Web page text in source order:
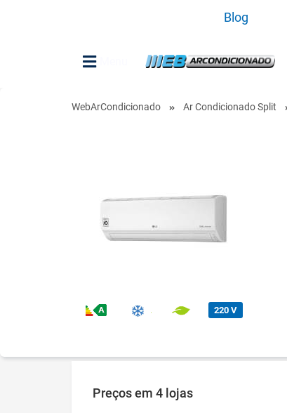
Blog
WebArCondicionado Ar Condicionado Split
220 V
Preçosem 4 lojas